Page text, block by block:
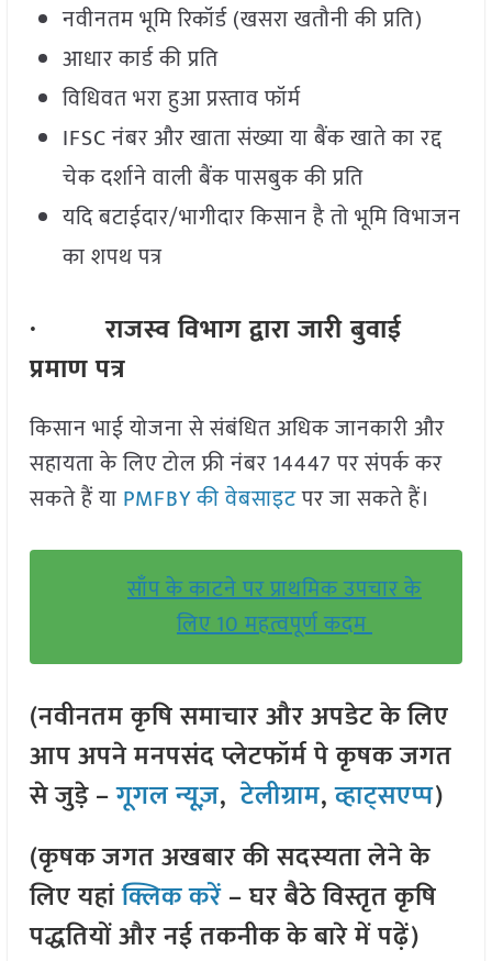
नवीनतम भूमि रिकॉर्ड (खसरा खतौनी की प्रति)
आधार कार्ड की प्रति
विधिवत भरा हुआ प्रस्ताव फॉर्म
IFSC नंबर और खाता संख्या या बैंक खाते का रद्द
चेक दर्शाने वाली बैंक पासबुक की प्रति
यदि बटाईदार/भागीदार किसान है तो भूमि विभाजन
का शपथ पत्र
· राजस्व विभाग द्वारा जारी बुवाई
प्रमाण पत्र
किसान भाई योजना से संबंधित अधिक जानकारी और
सहायता के लिए टोल फ्री नंबर 14447 पर संपर्क कर
सकते हैं या PMFBY की वेबसाइटपर जा सकते हैं।
साँप के काटने पर प्राथमिक उपचार के
लिए 10 महत्वपूर्ण कदम
(नवीनतम कृषि समाचार और अपडेट के लिए
आप अपने मनपसंद प्लेटफॉर्म पे कृषक जगत
से जुड़े –गूगल न्यूज़,टेलीग्राम,व्हाट्सएप्प)
(कृषक जगत अखबार की सदस्यता लेने के
लिए यहांक्लिक करें– घर बैठे विस्तृत कृषि
पद्धतियों और नई तकनीक के बारे में पढ़ें)